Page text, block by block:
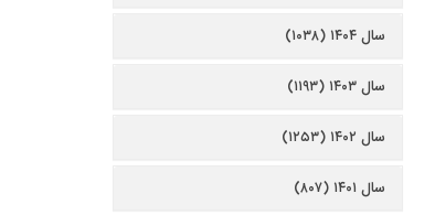
سال ۱۴۰۴ (۱۰۳۸)
سال ۱۴۰۳ (۱۱۹۳)
سال ۱۴۰۲ (۱۲۵۳)
سال ۱۴۰۱ (۸۰۷)